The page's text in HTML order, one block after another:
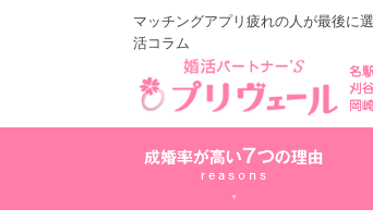
マッチングアプリ疲れの人が最後に
活コラム